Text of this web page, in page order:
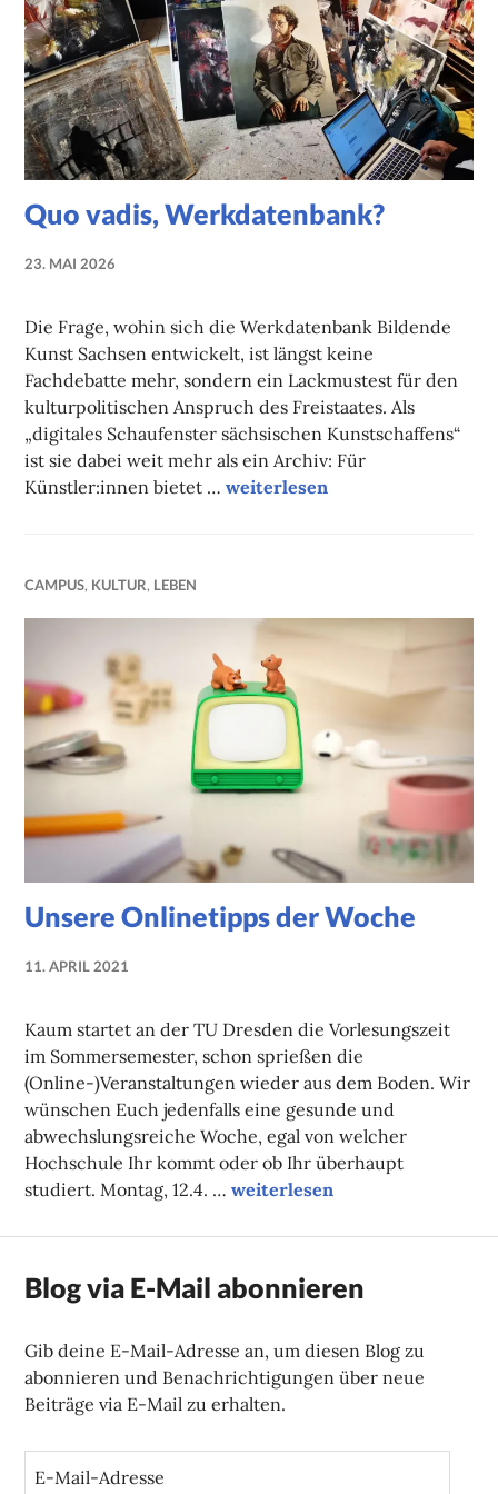
Quo vadis, Werkdatenbank?
23. MAI 2026
Die Frage, wohin sich die Werkdatenbank Bildende
Kunst Sachsen entwickelt, ist längst keine
Fachdebatte mehr, sondern ein Lackmustest für den
kulturpolitischen Anspruch des Freistaates. Als
„digitales Schaufenster sächsischen Kunstschaffens“
ist sie dabei weit mehr als ein Archiv: Für
Künstler:innen bietet …Quo vadis, Werkdatenbank?
weiterlesen
CAMPUS, KULTUR, LEBEN
Unsere Onlinetipps der Woche
11. APRIL 2021
Kaum startet an der TU Dresden die Vorlesungszeit
im Sommersemester, schon sprießen die
(Online-)Veranstaltungen wieder aus dem Boden. Wir
wünschen Euch jedenfalls eine gesunde und
abwechslungsreiche Woche, egal von welcher
Hochschule Ihr kommt oder ob Ihr überhaupt
studiert. Montag, 12.4. …Unsere Onlinetipps der Woche
weiterlesen
Blog via E-Mail abonnieren
Gib deine E-Mail-Adresse an, um diesen Blog zu
abonnieren und Benachrichtigungen über neue
Beiträge via E-Mail zu erhalten.